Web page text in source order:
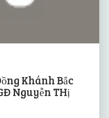
Khánh Bắc
Nguyễn THị